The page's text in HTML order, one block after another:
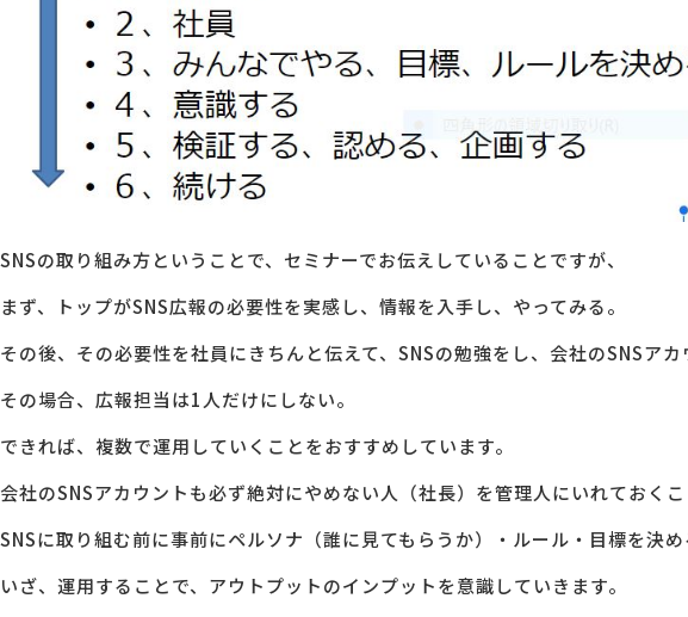
お問い合わせ
SNSの取り組み方ということで、セミナーでお伝えしていることですが、
まず、トップがSNS広報の必要性を実感し、情報を入手し、やってみる。
その後、その必要性を社員にきちんと伝えて、SNSの勉強をし、会社のSNSアカ
その場合、広報担当は1人だけにしない。
できれば、複数で運用していくことをおすすめしています。
会社のSNSアカウントも必ず絶対にやめない人（社長）を管理人にいれておくこ
SNSに取り組む前に事前にペルソナ（誰に見てもらうか）・ルール・目標を決め
いざ、運用することで、アウトプットのインプットを意識していきます。